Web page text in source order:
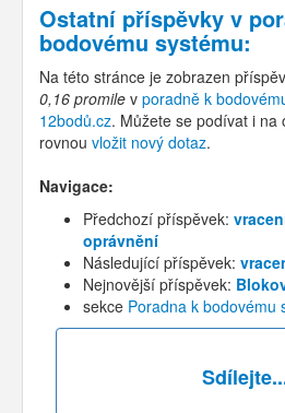
Ostatní příspěvky v
bodovému systému:
Na této stránce je zobrazen
0,16 promile v poradně k
12bodů.cz. Můžete se podívat i na
rovnou vložit nový dotaz.
Navigace:
Předchozí příspěvek:
oprávnění
Následující příspěvek:
Nejnovější příspěvek:
sekce Poradna k bodovému